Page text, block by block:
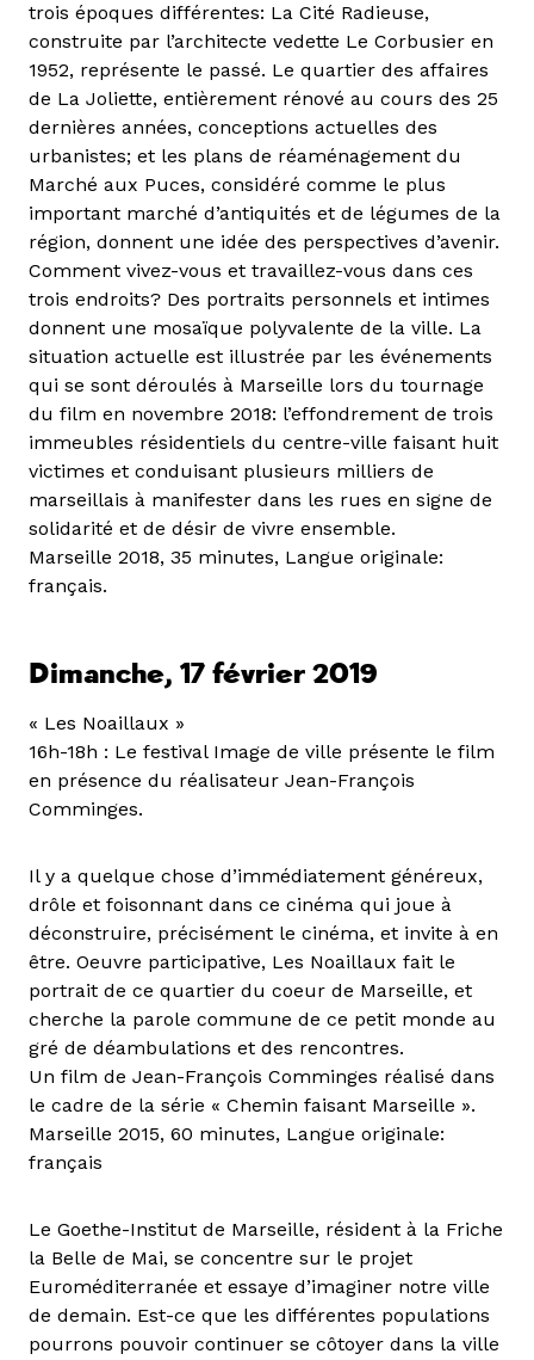
trois époques différentes: La Cité Radieuse,
construite par l’architecte vedette Le Corbusier en
1952, représente le passé. Le quartier des affaires
de La Joliette, entièrement rénové au cours des 25
dernières années, conceptions actuelles des
urbanistes; et les plans de réaménagement du
Marché aux Puces, considéré comme le plus
important marché d’antiquités et de légumes de la
région, donnent une idée des perspectives d’avenir.
Comment vivez-vous et travaillez-vous dans ces
trois endroits? Des portraits personnels et intimes
donnent une mosaïque polyvalente de la ville. La
situation actuelle est illustrée par les événements
qui se sont déroulés à Marseille lors du tournage
du film en novembre 2018: l’effondrement de trois
immeubles résidentiels du centre-ville faisant huit
victimes et conduisant plusieurs milliers de
marseillais à manifester dans les rues en signe de
solidarité et de désir de vivre ensemble.
Marseille 2018, 35 minutes, Langue originale:
français.
Dimanche, 17 février 2019
« Les Noaillaux »
16h-18h : Le festival Image de ville présente le film
en présence du réalisateur Jean-François
Comminges.
Il y a quelque chose d’immédiatement généreux,
drôle et foisonnant dans ce cinéma qui joue à
déconstruire, précisément le cinéma, et invite à en
être. Oeuvre participative, Les Noaillaux fait le
portrait de ce quartier du coeur de Marseille, et
cherche la parole commune de ce petit monde au
gré de déambulations et des rencontres.
Un film de Jean-François Comminges réalisé dans
le cadre de la série « Chemin faisant Marseille ».
Marseille 2015, 60 minutes, Langue originale:
français
Le Goethe-Institut de Marseille, résident à la Friche
la Belle de Mai, se concentre sur le projet
Euroméditerranée et essaye d’imaginer notre ville
de demain. Est-ce que les différentes populations
pourrons pouvoir continuer se côtoyer dans la ville